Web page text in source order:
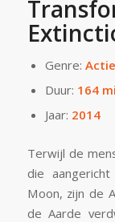
Genre:
Duur: 164
Jaar: 2014
Terwijl de
die
Moon, zijn de
de Aarde